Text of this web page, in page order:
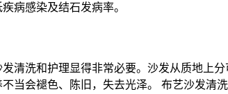
病感染及结石发病率。
清洗和护理显得非常必要。沙发从质地上分
当会褪色、陈旧，失去光泽。 布艺沙发清